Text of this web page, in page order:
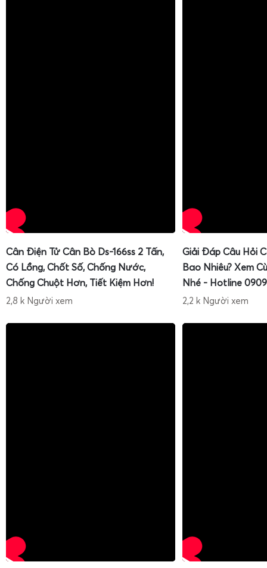
Cân Điện Tử Cân Bò Ds-166ss 2 Tấn,
Có Lồng, Chốt Số, Chống Nước,
Chống Chuột Hơn, Tiết Kiệm Hơn!
2,8 k Người xem
Giải Đáp Câu Hỏi
Bao Nhiêu? Xem
Nhé - Hotline
2,2 k Người xem